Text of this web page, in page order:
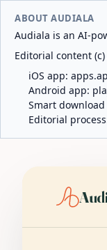
ABOUT AUDIALA
Audiala is an AI-
Editorial content
iOS app:
Android app:
Smart
Editorial